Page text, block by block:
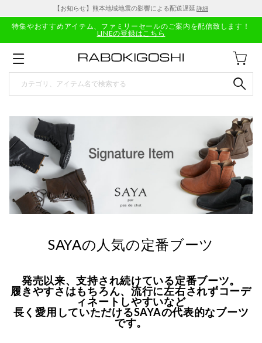
【お知らせ】熊本地域地震の影響による配送遅延 詳細
特集やおすすめアイテム、ファミリーセールのご案内を配信致します！
LINEの登録はこちら
SAYAの人気の定番ブーツ
発売以来、支持され続けている定番ブーツ。
履きやすさはもちろん、流行に左右されずコーデ
ィネートしやすいなど
長く愛用していただけるSAYAの代表的なブーツ
です。